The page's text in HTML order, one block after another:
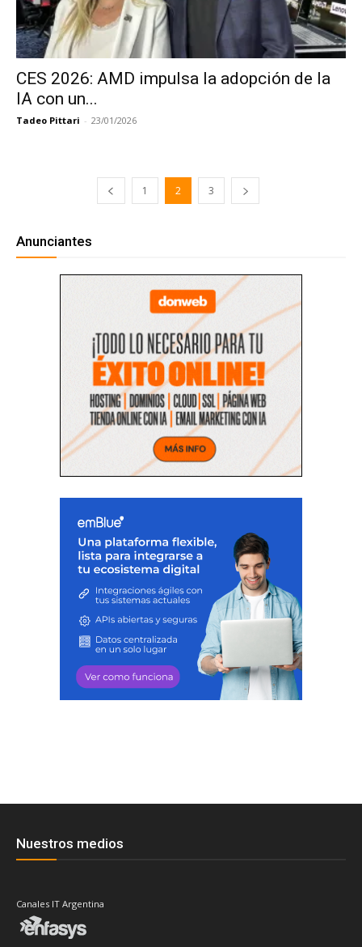
CES 2026: AMD impulsa la adopción de la
IA con un...
Tadeo Pittari - 23/01/2026
1 2 3
Anunciantes
Nuestros medios
Canales IT Argentina